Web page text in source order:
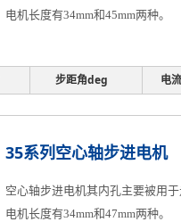
电机长度有34mm和45mm两种。
步距角deg 电
35系列空心轴步进电机
空心轴步进电机其内孔主要被用
电机长度有34mm和47mm两种。